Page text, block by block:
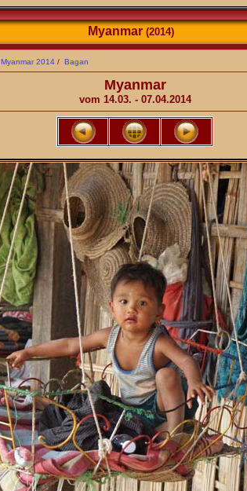
Myanmar (2014)
Myanmar 2014 / Bagan
Myanmar
vom 14.03. - 07.04.2014